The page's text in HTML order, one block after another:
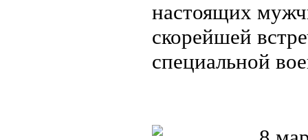
настоящих
скорейшей
специальной